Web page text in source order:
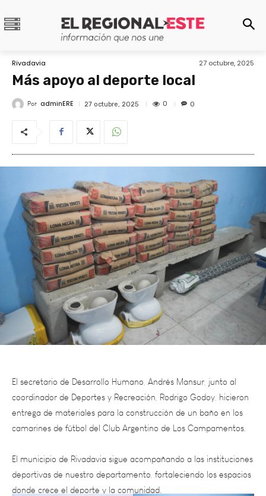
Rivadavia 27 octubre, 2025
Más apoyo al deporte local
Por adminERE 27 octubre, 2025 0 0
El secretario de Desarrollo Humano, Andrés Mansur, junto al
coordinador de Deportes y Recreación, Rodrigo Godoy, hicieron
entrega de materiales para la construcción de un baño en los
camarines de fútbol del Club Argentino de Los Campamentos.
El municipio de Rivadavia sigue acompañando a las instituciones
deportivas de nuestro departamento, fortaleciendo los espacios
donde crece el deporte y la comunidad.